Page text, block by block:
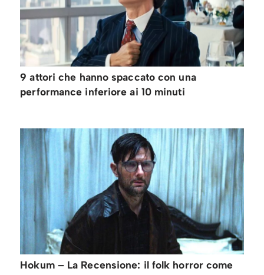
9 attori che hanno spaccato con una
performance inferiore ai 10 minuti
Hokum – La Recensione: il folk horror come